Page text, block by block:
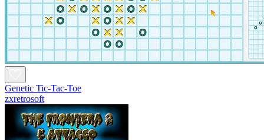
Genetic Tic-Tac-Toe
zxretrosoft